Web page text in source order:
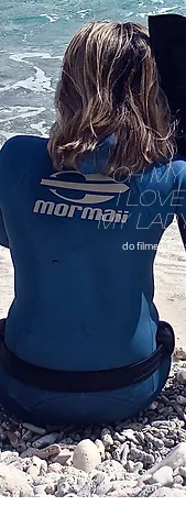
“Oh
ilove
my lady
do filme